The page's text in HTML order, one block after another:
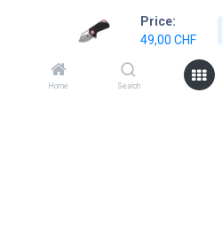
Price:
49,00 CHF
Home Search
Nous suivre